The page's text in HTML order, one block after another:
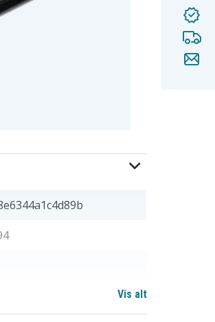
Vis alt